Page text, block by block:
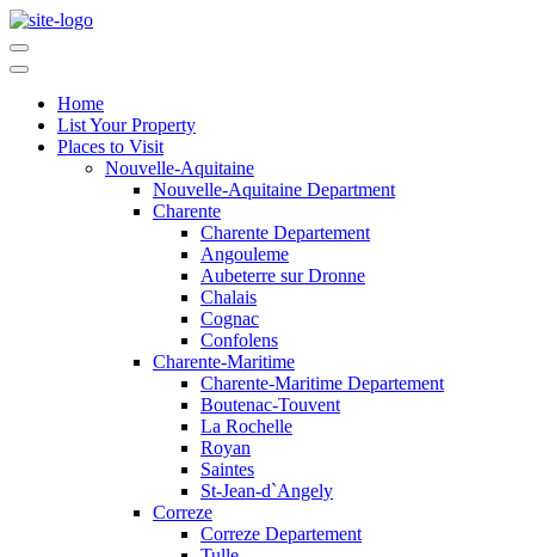
Home
List Your Property
Places to Visit
Nouvelle-Aquitaine
Nouvelle-Aquitaine Department
Charente
Charente Departement
Angouleme
Aubeterre sur Dronne
Chalais
Cognac
Confolens
Charente-Maritime
Charente-Maritime Departement
Boutenac-Touvent
La Rochelle
Royan
Saintes
St-Jean-d`Angely
Correze
Correze Departement